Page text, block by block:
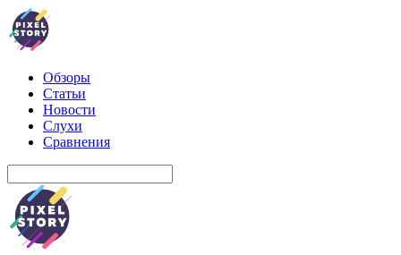
Обзоры
Статьи
Новости
Слухи
Сравнения